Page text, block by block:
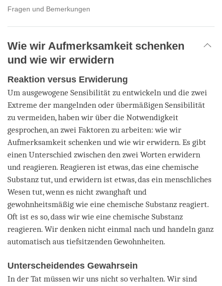
Fragen und Bemerkungen
Wie wir Aufmerksamkeit schenken
und wie wir erwidern
Reaktion versus Erwiderung
Um ausgewogene Sensibilität zu entwickeln und die zwei
Extreme der mangelnden oder übermäßigen Sensibilität
zu vermeiden, haben wir über die Notwendigkeit
gesprochen, an zwei Faktoren zu arbeiten: wie wir
Aufmerksamkeit schenken und wie wir erwidern. Es gibt
einen Unterschied zwischen den zwei Worten erwidern
und reagieren. Reagieren ist etwas, das eine chemische
Substanz tut, und erwidern ist etwas, das ein menschliches
Wesen tut, wenn es nicht zwanghaft und
gewohnheitsmäßig wie eine chemische Substanz reagiert.
Oft ist es so, dass wir wie eine chemische Substanz
reagieren. Wir denken nicht einmal nach und handeln ganz
automatisch aus tiefsitzenden Gewohnheiten.
Unterscheidendes Gewahrsein
In der Tat müssen wir uns nicht so verhalten. Wir sind